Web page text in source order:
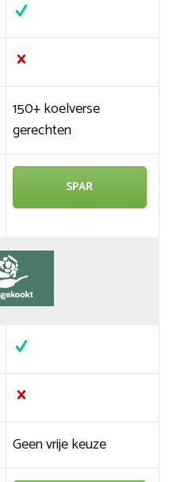
150+ koelverse
gerechten
SPAR
Geen vrije keuze